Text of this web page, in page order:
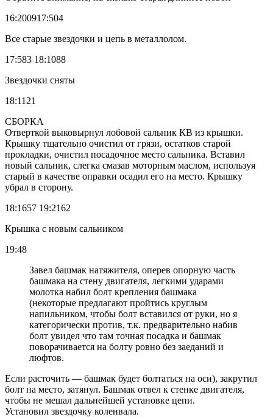
16:200917:504
Все старые звездочки и цепь в металлолом.
17:583 18:1088
Звездочки сняты
18:1121
СБОРКА
Отверткой выковырнул лобовой сальник КВ из крышки.
Крышку тщательно очистил от грязи, остатков старой
прокладки, очистил посадочное место сальника. Вставил
новый сальник, слегка смазав моторным маслом, используя
старый в качестве оправки осадил его на место. Крышку
убрал в сторону.
18:1657 19:2162
Крышка с новым сальником
19:48
Завел башмак натяжителя, оперев опорную часть
башмака на стену двигателя, легкими ударами
молотка набил болт крепления башмака
(некоторые предлагают пройтись круглым
напильником, чтобы болт вставился от руки, но я
категорически против, т.к. предварительно набив
болт увидел что там точная посадка и башмак
поворачивается на болту ровно без заеданий и
люфтов.
Если расточить — башмак будет болтаться на оси), закрутил
болт на место, затянул. Башмак отвел к стенке двигателя,
чтобы не мешал дальнейшей установке цепи.
Установил звездочку коленвала.